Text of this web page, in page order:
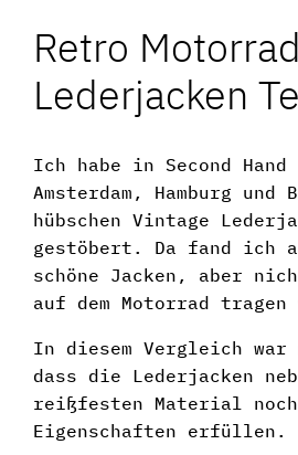
Retro Motorrad
Lederjacken
Ich habe in Second Hand
Amsterdam, Hamburg und
hübschen Vintage
gestöbert. Da fand ich
schöne Jacken, aber
auf dem Motorrad tragen
In diesem Vergleich
dass die Lederjacken
reißfesten Material
Eigenschaften erfüllen.